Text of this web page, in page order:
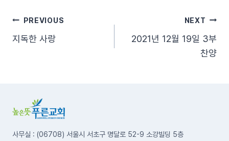
글PREVIOUS
지독한 사랑
NEXT
2021년 12월 19일 3부
찬양
사무실 : (06708) 서울시 서초구 명달로 52-9 소강빌딩 5층